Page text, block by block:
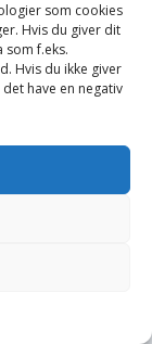
som cookies
Hvis du giver dit
som f.eks.
Hvis du ikke giver
have en negativ